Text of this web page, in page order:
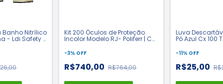
Banho Nitrílico
- Ldi Safety |
Kit 200 Óculos de Proteção
Incolor Modelo RJ- Poliferr | CA
-3% OFF
R$740,00 R$764,00
Luva
Pó Azul Cx 100
-11% OFF
R$25,00